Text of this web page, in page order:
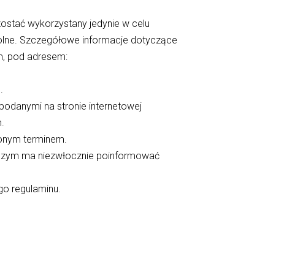
wykorzystany jedynie w celu
Szczegółowe informacje dotyczące
pod adresem:
na stronie internetowej
terminem.
ma niezwłocznie poinformować
regulaminu.